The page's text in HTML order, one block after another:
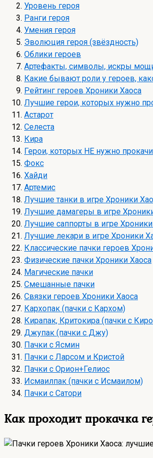
Уровень героя
Ранги героя
Умения героя
Эволюция героя (звёздность)
Облики героев
Артефакты, символы, искры
Какие бывают роли у героев,
Рейтинг героев Хроники Хаоса
Лучшие герои, которых нужно
Астарот
Селеста
Кира
Герои, которых НЕ нужно
Фокс
Хайди
Артемис
Лучшие танки в игре Хроники
Лучшие дамагеры в игре
Лучшие саппорты в игре
Лучшие лекари в игре Хроники
Классические пачки героев
Физические пачки Хроники Хаоса
Магические пачки
Смешанные пачки
Связки героев Хроники Хаоса
Кархопак (пачки с Кархом)
Кирапак, Критокира (пачки с
Джупак (пачки с Джу)
Пачки с Ясмин
Пачки с Ларсом и Кристой
Пачки с Орион+Гелиос
Исмаилпак (пачки с Исмаилом)
Пачки с Сатори
Как проходит прокачка